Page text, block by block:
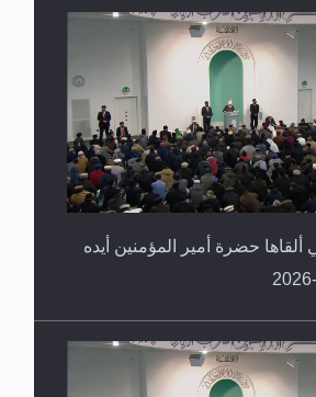
ألقاها حضرة أمير المؤمنين أيده